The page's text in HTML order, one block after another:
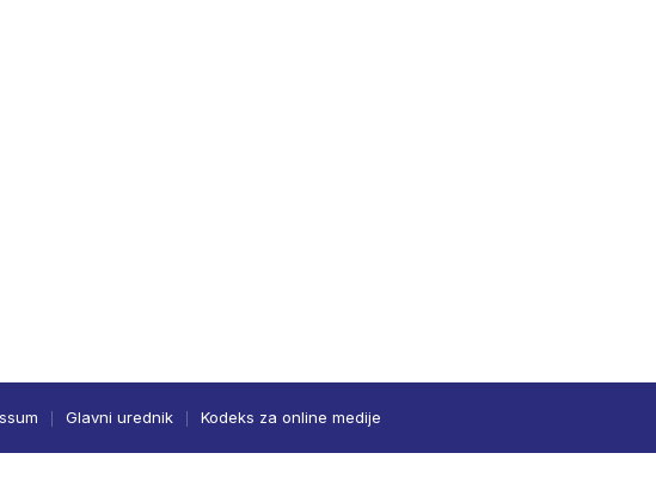
Glavni urednik Kodeks za online medije